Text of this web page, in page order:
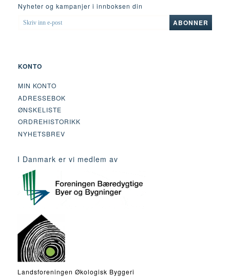
Nyheter og kampanjer i innboksen din
SKRIV
INN
ABONNER
KONTO
MIN KONTO
ADRESSEBOK
ØNSKELISTE
ORDREHISTORIKK
NYHETSBREV
I Danmark er vi medlem av
Landsforeningen Økologisk Byggeri